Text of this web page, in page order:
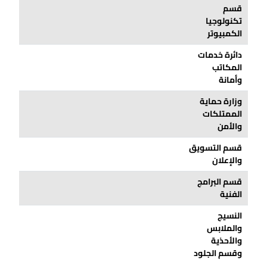
قسم
تكنولوجيا
الكمبيوتر
دائرة خدمات
المكاتب
وأمانة
وزارة حماية
الممتلكات
والأمن
قسم التسويق
والإعلان
قسم البرامج
الفنية
النسيج
والملابس
والأحذية
وقسم الجلود